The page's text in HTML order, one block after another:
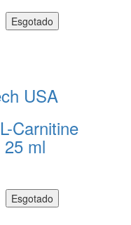
USA
Carnitine
ml